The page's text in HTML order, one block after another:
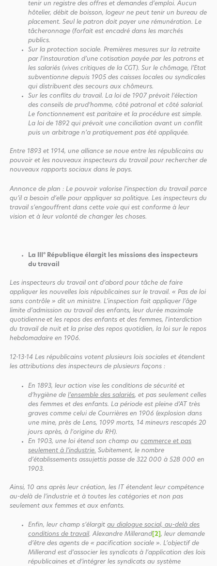
tenir un registre des offres et demandes d’emploi. Aucun
hôtelier, débit de boisson, logeur ne peut tenir un bureau de
placement. Seul le patron doit payer une rémunération. Le
tâcheronnage (forfait est encadré dans les marchés
publics.
Sur la protection sociale. Premières mesures sur la retraite
par l’instauration d’une cotisation payée par les patrons et
les salariés (vives critiques de la CGT). Sur le chômage, l’Etat
subventionne depuis 1905 des caisses locales ou syndicales
qui distribuent des secours aux chômeurs.
Sur les conflits du travail. La loi de 1907 prévoit l’élection
des conseils de prud’homme, côté patronal et côté salarial.
Le fonctionnement est paritaire et la procédure est simple.
La loi de 1892 qui prévoit une conciliation avant un conflit
puis un arbitrage n’a pratiquement pas été appliquée.
Entre 1893 et 1914, une alliance se noue entre les républicains au
pouvoir et les nouveaux inspecteurs du travail pour rechercher de
nouveaux rapports sociaux dans le pays.
Annonce de plan : Le pouvoir valorise l’inspection du travail parce
qu’il a besoin d’elle pour appliquer sa politique. Les inspecteurs du
travail s’engouffrent dans cette voie qui est conforme à leur
vision et à leur volonté de changer les choses.
La III° République élargit les missions des inspecteurs
du travail
Les inspecteurs du travail ont d’abord pour tâche de faire
appliquer les nouvelles lois républicaines sur le travail. « Pas de loi
sans contrôle » dit un ministre. L’inspection fait appliquer l’âge
limite d’admission au travail des enfants, leur durée maximale
quotidienne et les repos des enfants et des femmes, l’interdiction
du travail de nuit et la prise des repos quotidien, la loi sur le repos
hebdomadaire en 1906.
12-13-14 Les républicains votent plusieurs lois sociales et étendent
les attributions des inspecteurs de plusieurs façons :
En 1893, leur action vise les conditions de sécurité et
d’hygiène del’ensemble des salariés, et pas seulement celles
des femmes et des enfants. La période est pleine d’AT très
graves comme celui de Courrières en 1906(explosion dans
une mine, près de Lens, 1099 morts, 14 mineurs rescapés 20
jours après, à l’origine du RH).
En 1903, une loi étend son champ aucommerce et pas
seulement à l’industrie. Subitement, le nombre
d’établissements assujettis passe de 322 000 à 528 000 en
1903.
Ainsi, 10 ans après leur création, les IT étendent leur compétence
au-delà de l’industrie et à toutes les catégories et non pas
seulement aux femmes et aux enfants.
Enfin, leur champ s’élargitau dialogue social, au-delà des
conditions de travail. Alexandre Millerand [2], leur demande
d’être des agents de « pacification sociale ». L’objectif de
Millerand est d’associer les syndicats à l’application des lois
républicaines et d’intégrer les syndicats au système